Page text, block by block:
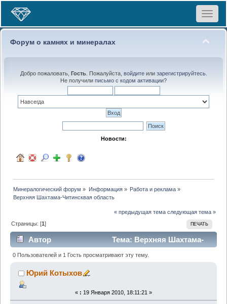
Toggle
Форум о камнях и минералах
Добро пожаловать, Гость. Пожалуйста, войдитеили зарегистрируйтесь.
Не получили письмо с кодом активации?
Новости:
Минералогический форум » Информация» Работа и реклама»
Верхняя Шахтама-Читинсквая область
« предыдущая тема следующая тема »
ПЕЧАТЬ
Страницы: [1]
Автор
Тема: Верхняя Шахтама-
Читинсквая область (Прочитано 5385 раз)
0 Пользователей и 1 Гость просматривают эту тему.
Юрий Котыхов
« : 19 Января 2010, 18:11:21 »